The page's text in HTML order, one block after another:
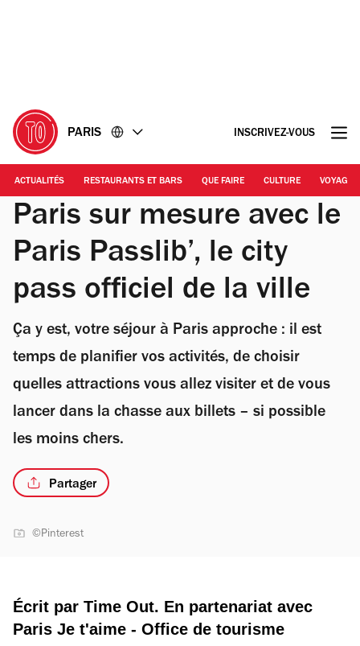
PARIS INSCRIVEZ-VOUS
ACTUALITÉS RESTAURANTS ET BARS QUE FAIRE CULTURE VOYAGE
Paris sur mesure avec le
Paris Passlib’, le city
pass officiel de la ville
Ça y est, votre séjour à Paris approche : il est
temps de planifier vos activités, de choisir
quelles attractions vous allez visiter et de vous
lancer dans la chasse aux billets – si possible
les moins chers.
Partager
©Pinterest
Écrit par Time Out. En partenariat avec
Paris Je t'aime - Office de tourisme